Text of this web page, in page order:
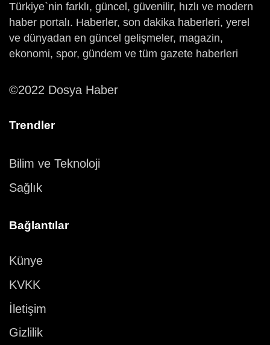
Türkiye`nin farklı, güncel, güvenilir, hızlı ve modern
haber portalı. Haberler, son dakika haberleri, yerel
ve dünyadan en güncel gelişmeler, magazin,
ekonomi, spor, gündem ve tüm gazete haberleri
©2022 Dosya Haber
Trendler
Bilim ve Teknoloji
Sağlık
Bağlantılar
Künye
KVKK
İletişim
Gizlilik